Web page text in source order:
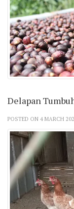
Delapan
POSTED ON 4 MARCH